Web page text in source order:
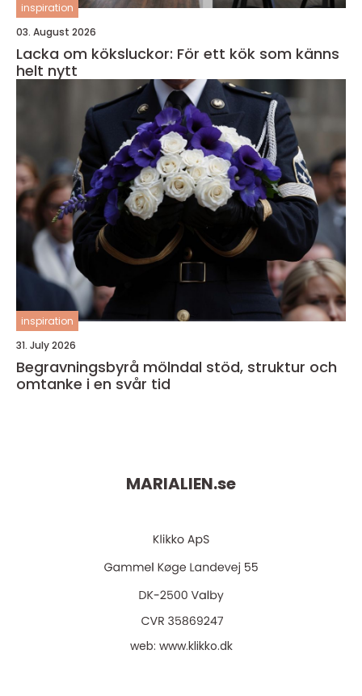
inspiration
03. August 2026
Lacka om köksluckor: För ett kök som känns
helt nytt
inspiration
31. July 2026
Begravningsbyrå mölndal stöd, struktur och
omtanke i en svår tid
MARIALIEN.se
web: www.klikko.dk